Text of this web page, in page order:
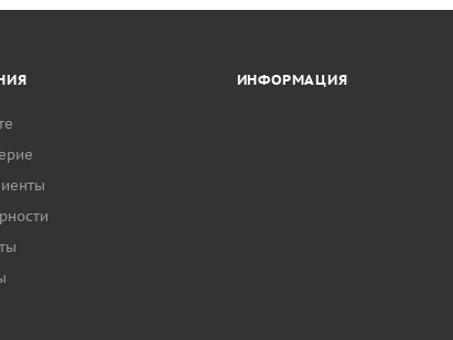
ИНФОРМАЦИЯ